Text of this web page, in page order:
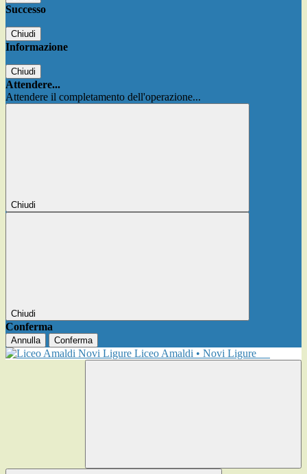
Successo
Chiudi
Informazione
Chiudi
Attendere...
Attendere il completamento dell'operazione...
Chiudi
Chiudi
Conferma
Annulla Conferma
Liceo Amaldi • Novi Ligure